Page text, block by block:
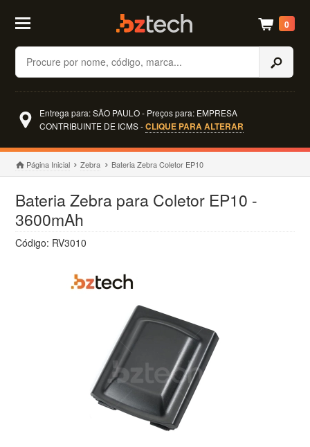
Buscar
0
Entrega para: SÃO PAULO - Preços para: EMPRESA
CONTRIBUINTE DE ICMS -CLIQUE PARA ALTERAR
Página Inicial Zebra Bateria Zebra Coletor EP10
Bateria Zebra para Coletor EP10 -
3600mAh
Código: RV3010